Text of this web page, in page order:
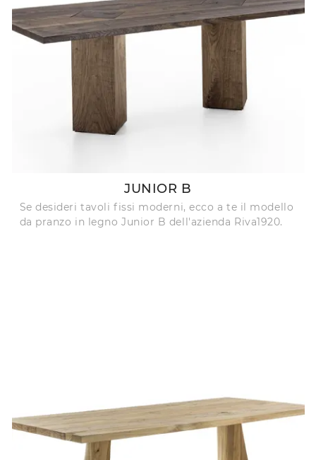
JUNIOR B
Se desideri tavoli fissi moderni, ecco a te il modello
da pranzo in legno Junior B dell'azienda Riva1920.